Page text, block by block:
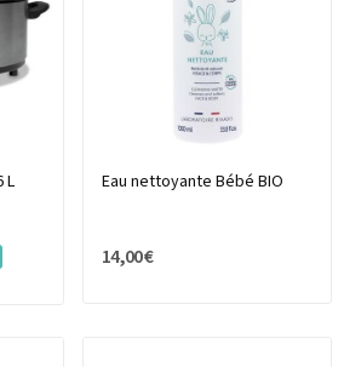
L Eau nettoyante Bébé BIO
14,00 €